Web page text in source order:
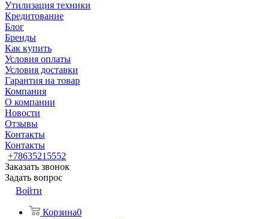
Утилизация техники
Кредитование
Блог
Бренды
Как купить
Условия оплаты
Условия доставки
Гарантия на товар
Компания
О компании
Новости
Отзывы
Контакты
Контакты
+78635215552
Заказать звонок
Задать вопрос
Войти
Корзина0